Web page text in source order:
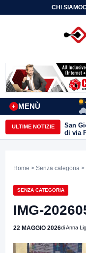
CHI SIAMO
MENÙ
+
ULTIME NOTIZIE
San
di via
Home > Senza categoria >
SENZA CATEGORIA
IMG-
22 MAGGIO 2026di Anna